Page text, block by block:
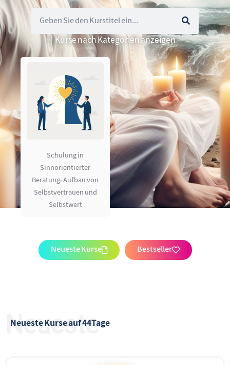
Kurse nach Kategorien anzeigen
Schulung in
Sinnorientierter
Beratung: Aufbau von
Selbstvertrauen und
Selbstwert
Neueste Kurse Bestseller
Neueste Kurse auf 44Tage
Neueste